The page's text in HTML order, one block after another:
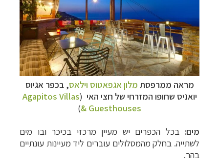
מראה ממרפסת מלון אגפאטוס וילאס, בכפר אגיוס
יואניס שחופו המזרחי של חצי האי (
Agapitos Villas
& Guesthouses
)
מים: בכל הכפרים יש מעיין מרכזי בכיכר ובו מים
לשתייה. בחלק מהמסלולים עוברים ליד מעיינות עונתיים
בהר.